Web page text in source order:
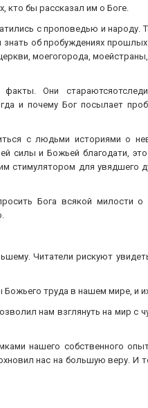
кто бы рассказал им о Боге.
с проповедью и народу.
об пробуждениях
моегогорода,
Они
и почему Бог посылает
с людьми историями о
силы и Божьей благодати,
стимулятором для увядшего
Бога всякой милости
Читатели рискуют
труда в нашем мире, и
нам взглянуть на мир с
нашего собственного
нас на большую веру. И